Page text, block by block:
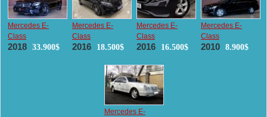
Mercedes E-
Class
2018 33.900$
Mercedes E-
Class
2016 18.500$
Mercedes E-
Class
2016 16.500$
Mercedes E-
Class
2010 8.900$
Mercedes E-